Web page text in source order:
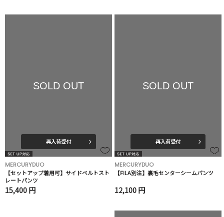
SOLD OUT
再入荷受付
MERCURYDUO
【セットアップ着用可】サイドベルトスト
レートパンツ
15,400 円
SOLD OUT
再入荷受付
MERCURYDUO
【FILA別注】裏毛センターシームパンツ
12,100 円